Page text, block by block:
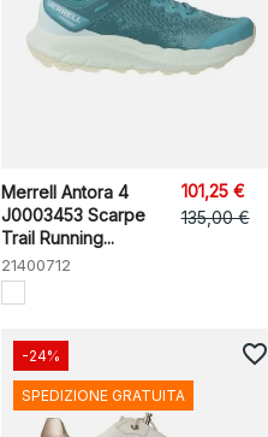
Merrell Antora 4
J0003453 Scarpe
Trail Running...
21400712
101,25 €
135,00 €
-24%
SPEDIZIONE GRATUITA
favorite_border